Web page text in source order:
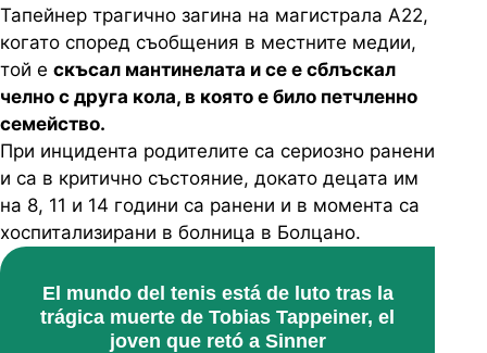
Тапейнер трагично загина на магистрала А22,
когато според съобщения в местните медии,
той е скъсал мантинелата и се е сблъскал
челно с друга кола, в която е било петчленно
семейство.
При инцидента родителите са сериозно ранени
и са в критично състояние, докато децата им
на 8, 11 и 14 години са ранени и в момента са
хоспитализирани в болница в Болцано.
El mundo del tenis está de luto tras la
trágica muerte de Tobias Tappeiner, el
joven que retó a Sinner